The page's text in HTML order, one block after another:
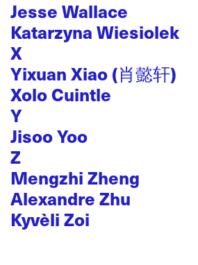
Jesse Wallace
Katarzyna Wiesiolek
X
Yixuan Xiao (肖懿轩)
Xolo Cuintle
Y
Jisoo Yoo
Z
Mengzhi Zheng
Alexandre Zhu
Kyvèli Zoi